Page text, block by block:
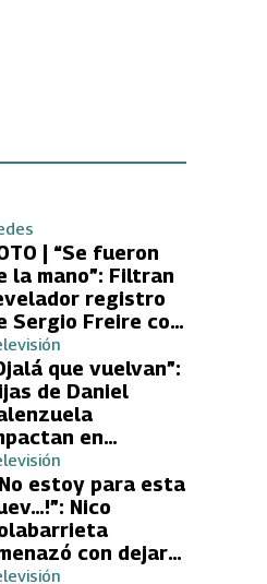
| “Se fueron
la mano”: Filtran
registro
Sergio Freire con
nueva
que vuelvan”:
de Daniel
en
con tu Ex
directa
a su papá
Yamila Reyna
estoy para esta
Nico
con dejar
con tu Ex